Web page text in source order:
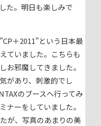
た。明日も楽しみで
＋2011”という日本最
ていました。こちらも
お邪魔してきました。
があり、刺激的でし
のブースへ行ってみ
ナーをしていました。
が、写真のあまりの美